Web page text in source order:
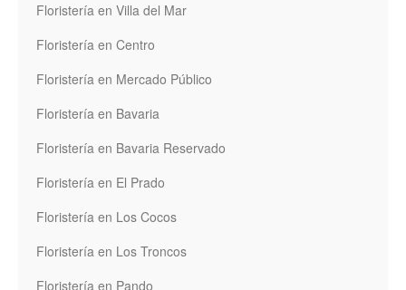
Floristería en Villa del Mar
Floristería en Centro
Floristería en Mercado Público
Floristería en Bavaria
Floristería en Bavaria Reservado
Floristería en El Prado
Floristería en Los Cocos
Floristería en Los Troncos
Floristería en Pando